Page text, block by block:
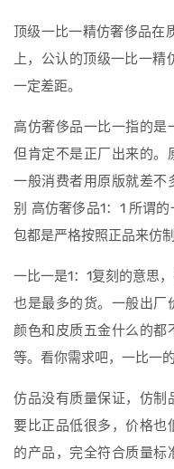
顶级一比一精仿奢侈品在
上，公认的顶级一比一
一定差距。
高仿奢侈品一比一指的是
但肯定不是正厂出来的。
一般消费者用原版就差不
别 高仿奢侈品1：1 所谓
包都是严格按照正品来仿
一比一是1：1复刻的意思
也是最多的货。一般出厂
颜色和皮质五金什么的都
等。看你需求吧，一比一
仿品没有质量保证，仿制
要比正品低很多，价格也
的产品，完全符合质量标